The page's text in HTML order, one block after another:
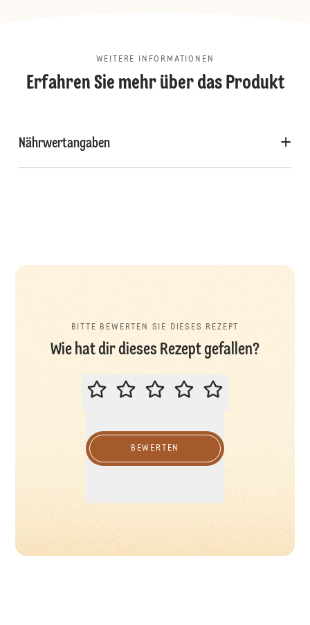
WEITERE INFORMATIONEN
Erfahren Sie mehr über das Produkt
Nährwertangaben
BITTE BEWERTEN SIE DIESES REZEPT
Wie hat dir dieses Rezept gefallen?
BITTE BEWERTEN SIE DIESES
BEWERTEN